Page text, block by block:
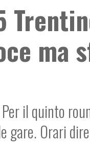
ma
il quinto
gare. Orari